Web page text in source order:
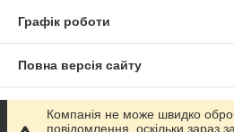
Графік роботи
Повна версія сайту
Сайт створено на маркетплейсі
Компанія не може швидко
повідомлення, оскільки зараз